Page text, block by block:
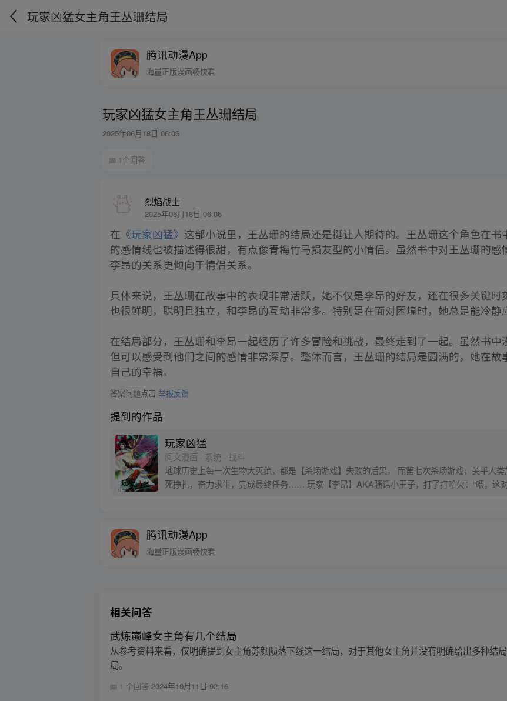
玩家凶猛女主角王丛珊结局
腾讯动漫App
海量正版漫画畅快看
玩家凶猛女主角王丛珊结局
2025年06月18日 06:06
1个回答
烈焰战士
2025年06月18日 06:06
在 《玩家凶猛》 这部小说里，王丛珊的结局还是挺让人期待的。王丛珊这个角色在
的感情线也被描述得很甜，有点像青梅竹马损友型的小情侣。虽然书中对王丛珊的
李昂的关系更倾向于情侣关系。
具体来说，王丛珊在故事中的表现非常活跃，她不仅是李昂的好友，还在很多关键
也很鲜明，聪明且独立，和李昂的互动非常多。特别是在面对困境时，她总是能冷静
在结局部分，王丛珊和李昂一起经历了许多冒险和挑战，最终走到了一起。虽然书中
但可以感受到他们之间的感情非常深厚。整体而言，王丛珊的结局是圆满的，她在
自己的幸福。
答案问题点击举报反馈
提到的作品
玩家凶猛
阅文漫画 · 系统 · 战斗
地球历史上每一次生物大灭绝，都是【杀场游戏】失败的后果， 而第七次杀场游戏，关乎人
死挣扎，奋力求生，完成最终任务…… 玩家【李昂】AKA骚话小王子，打了打哈欠：“喂，这
腾讯动漫App
海量正版漫画畅快看
相关问答
武炼巅峰女主角有几个结局
从参考资料来看，仅明确提到女主角苏颜陨落下线这一结局，对于其他女主角并没有明确给出多种结
局。
1 个回答2024年10月11日 02:16